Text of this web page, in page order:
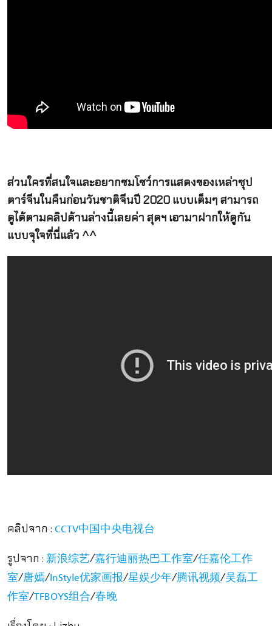
ส่วนใครที่สนใจและอยากชมโชว์การแสดงของเหล่าซุป
ตาร์จีนในคืนก่อนวันชาติจีนปี 2020 แบบเต็มๆ สามารถ
ดูได้ตามคลิปด้านล่างนี้เลยค่า สุดฯ เอามาฝากให้ดูกัน
แบบจุใจที่นี่แล้ว ^^
คลิปจาก : CCTV中国中央电视台
รูปจาก : 新浪综艺/嘉行迪丽热巴工作室/任嘉伦工作
室/唐嫣/InStyle优家画报/星娱少年/腾讯视频/吴磊工
作室/TFBOYS组合/春晚